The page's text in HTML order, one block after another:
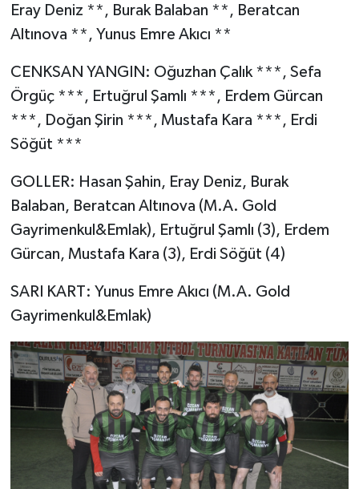
Eray Deniz **, Burak Balaban **, Beratcan
Altınova **, Yunus Emre Akıcı **
CENKSAN YANGIN: Oğuzhan Çalık ***, Sefa
Örgüç ***, Ertuğrul Şamlı ***, Erdem Gürcan
***, Doğan Şirin ***, Mustafa Kara ***, Erdi
Söğüt ***
GOLLER: Hasan Şahin, Eray Deniz, Burak
Balaban, Beratcan Altınova (M.A. Gold
Gayrimenkul&Emlak), Ertuğrul Şamlı (3), Erdem
Gürcan, Mustafa Kara (3), Erdi Söğüt (4)
SARI KART: Yunus Emre Akıcı (M.A. Gold
Gayrimenkul&Emlak)